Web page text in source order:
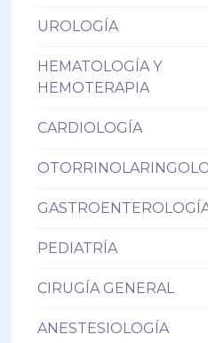
UROLOGÍA
HEMATOLOGÍA Y
HEMOTERAPIA
CARDIOLOGÍA
PEDIATRÍA
CIRUGÍA GENERAL
ANESTESIOLOGÍA